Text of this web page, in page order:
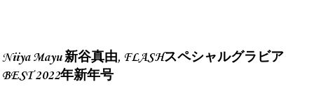
Niiya Mayu 新谷真由, FLASHスペシャルグラビア
BEST 2022年新年号